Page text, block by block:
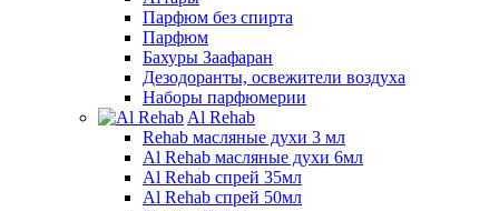
Парфюм без спирта
Парфюм
Бахуры Заафаран
Дезодоранты, освежители воздуха
Наборы парфюмерии
Al Rehab
Rehab масляные духи 3 мл
Al Rehab масляные духи 6мл
Al Rehab спрей 35мл
Al Rehab спрей 50мл